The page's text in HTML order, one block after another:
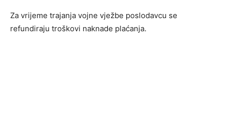
Za vrijeme trajanja vojne vježbe poslodavcu se
refundiraju troškovi naknade plaćanja.